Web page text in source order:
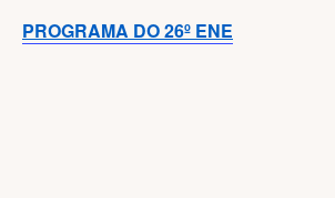
PROGRAMA DO 26º ENE